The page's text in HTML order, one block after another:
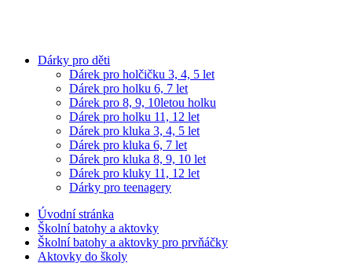
Dárky pro děti
Dárek pro holčičku 3, 4, 5 let
Dárek pro holku 6, 7 let
Dárek pro 8, 9, 10letou holku
Dárek pro holku 11, 12 let
Dárek pro kluka 3, 4, 5 let
Dárek pro kluka 6, 7 let
Dárek pro kluka 8, 9, 10 let
Dárek pro kluky 11, 12 let
Dárky pro teenagery
Úvodní stránka
Školní batohy a aktovky
Školní batohy a aktovky pro prvňáčky
Aktovky do školy